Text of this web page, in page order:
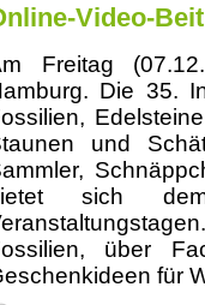
Video-
Freitag
Die 35.
und
sich
über
für